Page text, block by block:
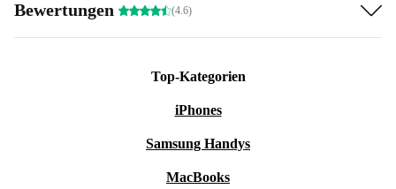
Bewertungen (4.6)
Top-Kategorien
iPhones
Samsung Handys
MacBooks